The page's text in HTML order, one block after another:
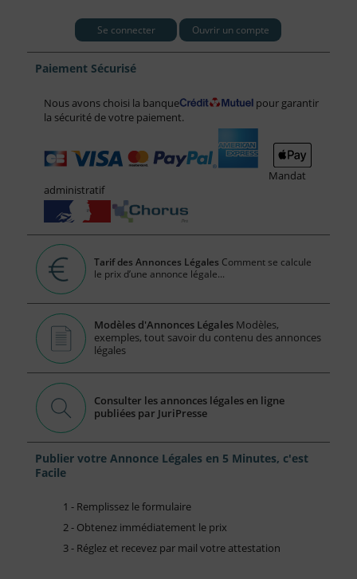
Se connecter Ouvrir un compte
Paiement Sécurisé
Nous avons choisi la banque
pour garantir
la sécurité de votre paiement.
Mandat
administratif
Tarif des Annonces Légales Comment se calcule
le prix d’une annonce légale...
Modèles d'Annonces Légales Modèles,
exemples, tout savoir du contenu des annonces
légales
Consulter les annonces légales en ligne
publiées par JuriPresse
Publier votre Annonce Légales en 5 Minutes, c'est
Facile
1 - Remplissez le formulaire
2 - Obtenez immédiatement le prix
3 - Réglez et recevez par mail votre attestation